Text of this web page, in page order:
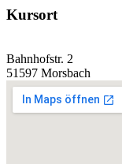
Kursort
Bahnhofstr. 2
51597 Morsbach